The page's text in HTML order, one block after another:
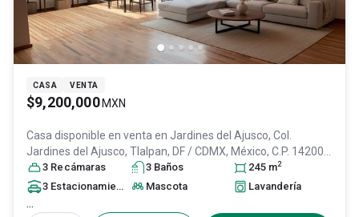
CASA VENTA
$9,200,000 MXN
Casa disponible en venta en Jardines del Ajusco, Col.
Jardines del Ajusco, Tlalpan, DF / CDMX, México, C.P. 14200
ID:30939968
3 Recámaras 3 Baños 245 m2
3 Estacionamiento s Mascota Lavandería
...